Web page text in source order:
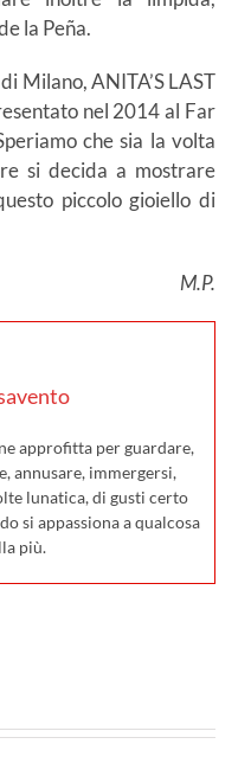
la Peña.
Milano, ANITA’S LAST
nel 2014 al Far
che sia la volta
si decida a mostrare
piccolo gioiello di
M.P.
approfitta per guardare,
annusare, immergersi,
lunatica, di gusti certo
si appassiona a qualcosa
più.
cinema il 23